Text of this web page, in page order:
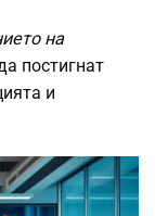
на
постигнат
и